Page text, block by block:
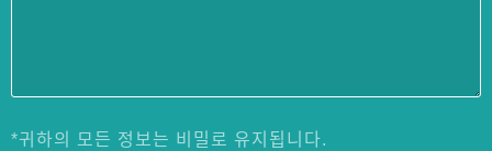
*귀하의 모든 정보는 비밀로 유지됩니다.